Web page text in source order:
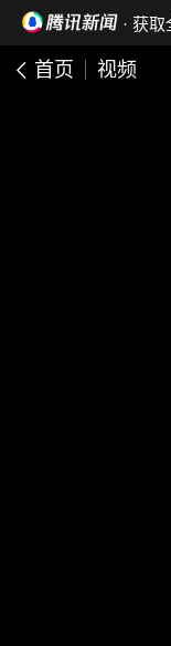
· 获
首页 视频